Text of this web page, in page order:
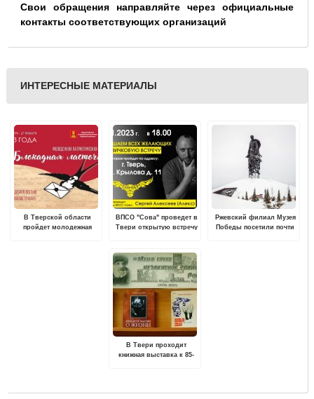
Свои обращения направляйте через официальные
контакты соответствующих организаций
ИНТЕРЕСНЫЕ МАТЕРИАЛЫ
В Тверской области
пройдет молодежная
ВПСО "Сова" проведет в
Твери открытую встречу
Ржевский филиал Музея
Победы посетили почти
В Твери проходит
книжная выставка к 85-